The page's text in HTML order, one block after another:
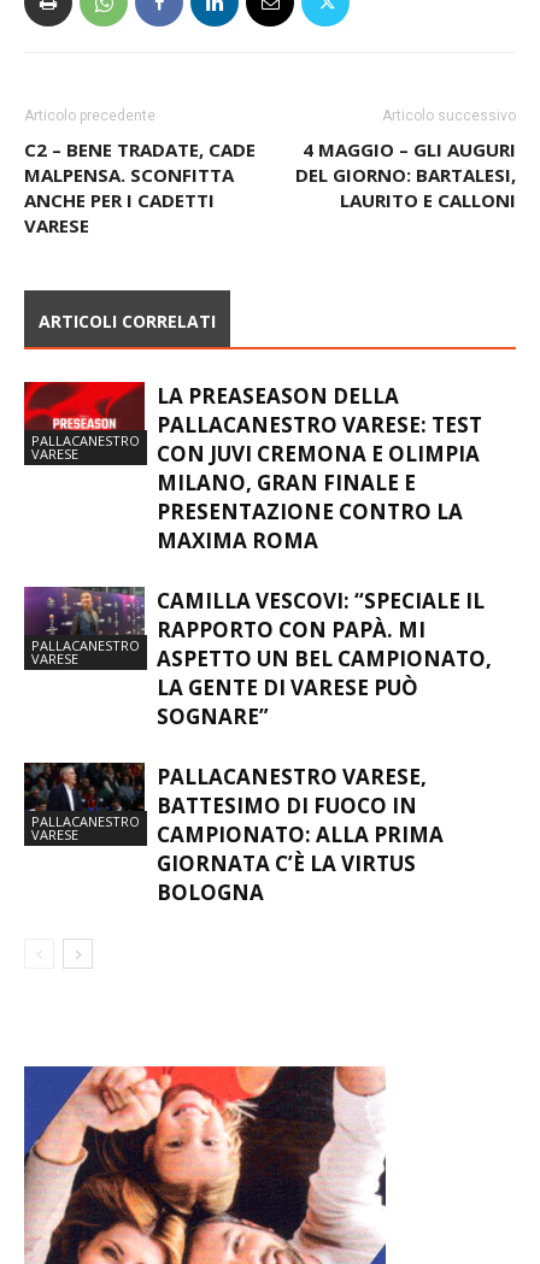
Articolo precedente
C2 – BENE TRADATE, CADE
MALPENSA. SCONFITTA
ANCHE PER I CADETTI
VARESE
Articolo successivo
4 MAGGIO – GLI AUGURI
DEL GIORNO: BARTALESI,
LAURITO E CALLONI
ARTICOLI CORRELATI
PALLACANESTRO
VARESE
LA PREASEASON DELLA
PALLACANESTRO VARESE: TEST
CON JUVI CREMONA E OLIMPIA
MILANO, GRAN FINALE E
PRESENTAZIONE CONTRO LA
MAXIMA ROMA
PALLACANESTRO
VARESE
CAMILLA VESCOVI: “SPECIALE IL
RAPPORTO CON PAPÀ. MI
ASPETTO UN BEL CAMPIONATO,
LA GENTE DI VARESE PUÒ
SOGNARE”
PALLACANESTRO
VARESE
PALLACANESTRO VARESE,
BATTESIMO DI FUOCO IN
CAMPIONATO: ALLA PRIMA
GIORNATA C’È LA VIRTUS
BOLOGNA